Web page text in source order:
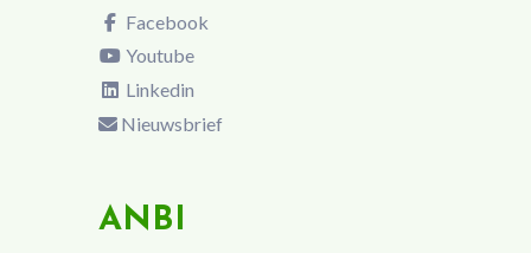
Facebook
Youtube
Linkedin
Nieuwsbrief
ANBI